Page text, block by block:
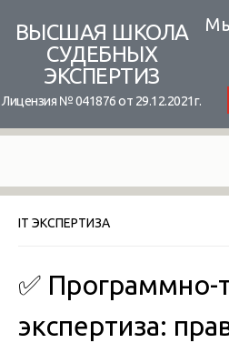
content
ВЫСШАЯ ШКОЛА
СУДЕБНЫХ
ЭКСПЕРТИЗ
Лицензия № 041876 от 29.12.2021г.
IT ЭКСПЕРТИЗА
✅ Программно-
экспертиза: